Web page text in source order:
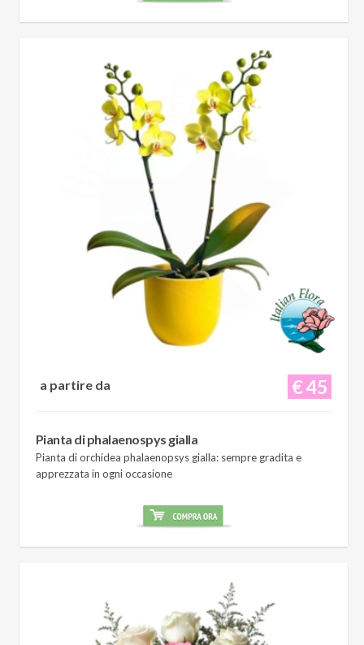
€ 45
a partire da
Pianta di phalaenospys gialla
Pianta di orchidea phalaenopsys gialla: sempre gradita e
apprezzata in ogni occasione